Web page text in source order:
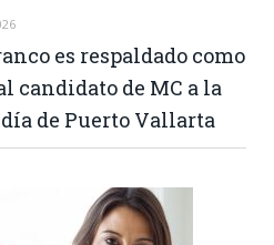
es respaldado como
candidato de MC a la
de Puerto Vallarta